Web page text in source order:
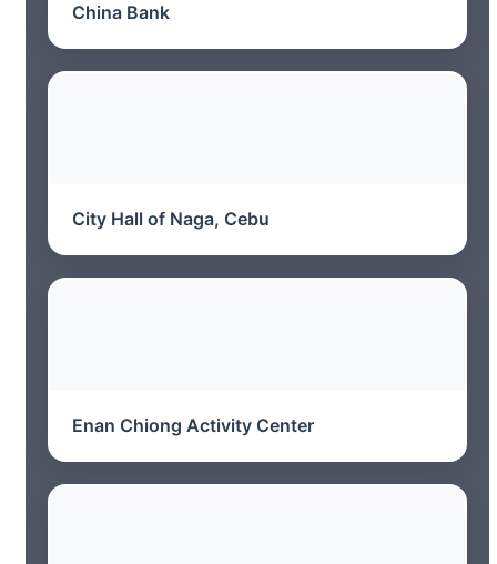
China Bank
City Hall of Naga, Cebu
Enan Chiong Activity Center